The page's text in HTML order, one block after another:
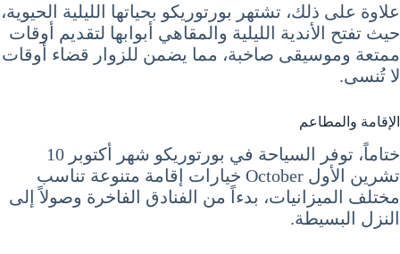
علاوة على ذلك، تشتهر بورتوريكو بحياتها الليلية الحيوية،
حيث تفتح الأندية الليلية والمقاهي أبوابها لتقديم أوقات
ممتعة وموسيقى صاخبة، مما يضمن للزوار قضاء أوقات
لا تُنسى.
الإقامة والمطاعم
ختاماً، توفر السياحة في بورتوريكو شهر أكتوبر 10
تشرين الأول October خيارات إقامة متنوعة تناسب
مختلف الميزانيات، بدءاً من الفنادق الفاخرة وصولاً إلى
النزل البسيطة.